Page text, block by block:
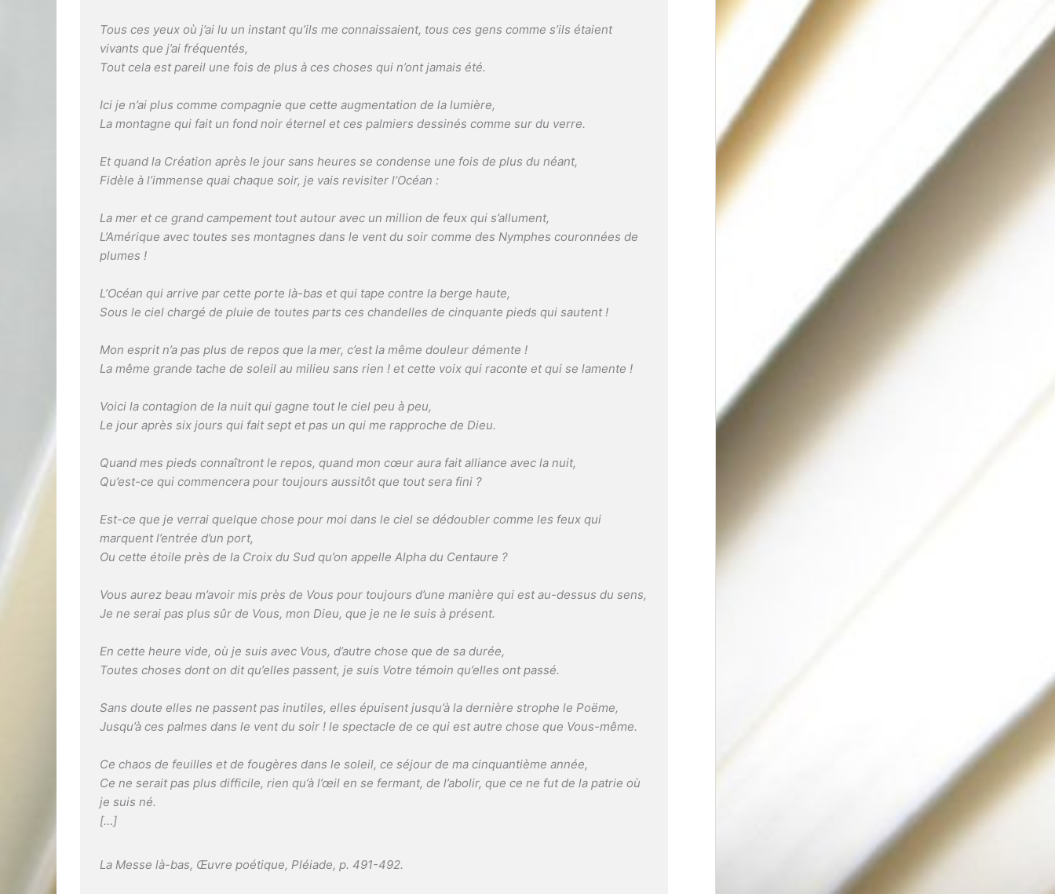
Tous ces yeux où j’ai lu un instant qu’ils me connaissaient, tous ces gens comme s’ils étaient
vivants que j’ai fréquentés,
Tout cela est pareil une fois de plus à ces choses qui n’ont jamais été.
Ici je n’ai plus comme compagnie que cette augmentation de la lumière,
La montagne qui fait un fond noir éternel et ces palmiers dessinés comme sur du verre.
Et quand la Création après le jour sans heures se condense une fois de plus du néant,
Fidèle à l’immense quai chaque soir, je vais revisiter l’Océan :
La mer et ce grand campement tout autour avec un million de feux qui s’allument,
L’Amérique avec toutes ses montagnes dans le vent du soir comme des Nymphes couronnées de
plumes !
L’Océan qui arrive par cette porte là-bas et qui tape contre la berge haute,
Sous le ciel chargé de pluie de toutes parts ces chandelles de cinquante pieds qui sautent !
Mon esprit n’a pas plus de repos que la mer, c’est la même douleur démente !
La même grande tache de soleil au milieu sans rien ! et cette voix qui raconte et qui se lamente !
Voici la contagion de la nuit qui gagne tout le ciel peu à peu,
Le jour après six jours qui fait sept et pas un qui me rapproche de Dieu.
Quand mes pieds connaîtront le repos, quand mon cœur aura fait alliance avec la nuit,
Qu’est-ce qui commencera pour toujours aussitôt que tout sera fini ?
Est-ce que je verrai quelque chose pour moi dans le ciel se dédoubler comme les feux qui
marquent l’entrée d’un port,
Ou cette étoile près de la Croix du Sud qu’on appelle Alpha du Centaure ?
Vous aurez beau m’avoir mis près de Vous pour toujours d’une manière qui est au-dessus du sens,
Je ne serai pas plus sûr de Vous, mon Dieu, que je ne le suis à présent.
En cette heure vide, où je suis avec Vous, d’autre chose que de sa durée,
Toutes choses dont on dit qu’elles passent, je suis Votre témoin qu’elles ont passé.
Sans doute elles ne passent pas inutiles, elles épuisent jusqu’à la dernière strophe le Poëme,
Jusqu’à ces palmes dans le vent du soir ! le spectacle de ce qui est autre chose que Vous-même.
Ce chaos de feuilles et de fougères dans le soleil, ce séjour de ma cinquantième année,
Ce ne serait pas plus difficile, rien qu’à l’œil en se fermant, de l’abolir, que ce ne fut de la patrie où
je suis né.
[…]
La Messe là-bas, Œuvre poétique, Pléiade, p. 491-492.